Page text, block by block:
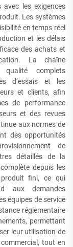
les exigences
Les systèmes
en temps réel
et les délais
des achats et
La chaîne
qualité complets
d’essais et les
et clients, afin
de performance
et des revues
aux normes de
des opportunités
de
détaillés de la
depuis les
produit fini, ce qui
aux demandes
équipes de service
réglementaire
permettant
leur utilisation de
tout en